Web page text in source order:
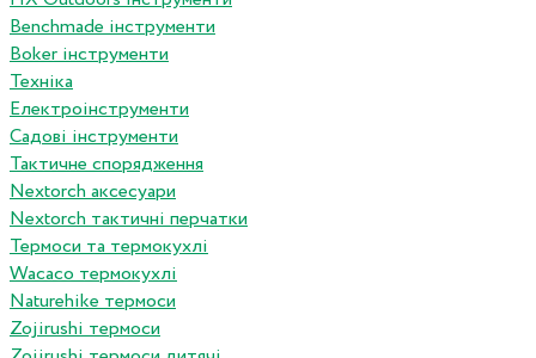
Benchmade інструменти
Boker інструменти
Техніка
Електроінструменти
Садові інструменти
Тактичне спорядження
Nextorch аксесуари
Nextorch тактичні перчатки
Термоси та термокухлі
Wacaco термокухлі
Naturehike термоси
Zojirushi термоси